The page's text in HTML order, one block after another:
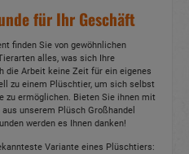
für Ihr Geschäft
finden Sie von gewöhnlichen
alles, was sich Ihre
die Arbeit keine Zeit für ein eigenes
zu einem Plüschtier, um sich selbst
zu ermöglichen. Bieten Sie ihnen mit
aus unserem Plüsch Großhandel
werden es Ihnen danken!
Variante eines Plüschtiers: